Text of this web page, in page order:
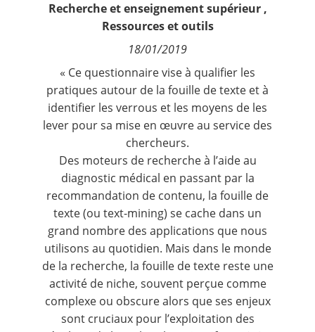
Nous suivre
Recherche et enseignement supérieur,
Ressources et outils
18/01/2019
« Ce questionnaire vise à qualifier les
pratiques autour de la fouille de texte et à
identifier les verrous et les moyens de les
lever pour sa mise en œuvre au service des
chercheurs.
Des moteurs de recherche à l’aide au
diagnostic médical en passant par la
recommandation de contenu, la fouille de
texte (ou text-mining) se cache dans un
grand nombre des applications que nous
utilisons au quotidien. Mais dans le monde
de la recherche, la fouille de texte reste une
activité de niche, souvent perçue comme
complexe ou obscure alors que ses enjeux
sont cruciaux pour l’exploitation des